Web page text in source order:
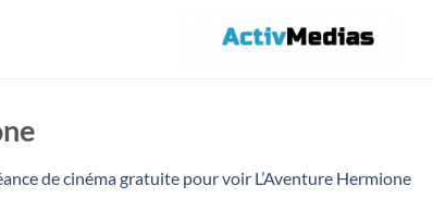
de cinéma gratuite pour voir L’Aventure Hermione